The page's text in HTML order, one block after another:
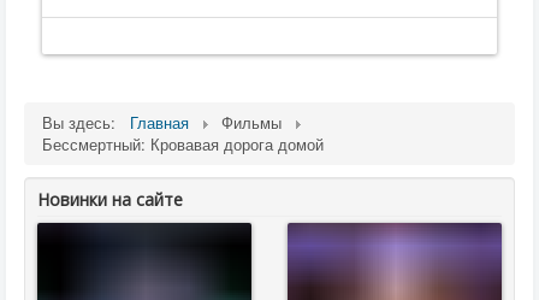
Вы здесь: Главная
Фильмы
Бессмертный: Кровавая дорога домой
Новинки на сайте